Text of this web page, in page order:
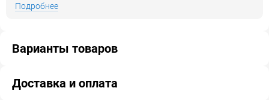
Подробнее
Варианты товаров
Доставка и оплата